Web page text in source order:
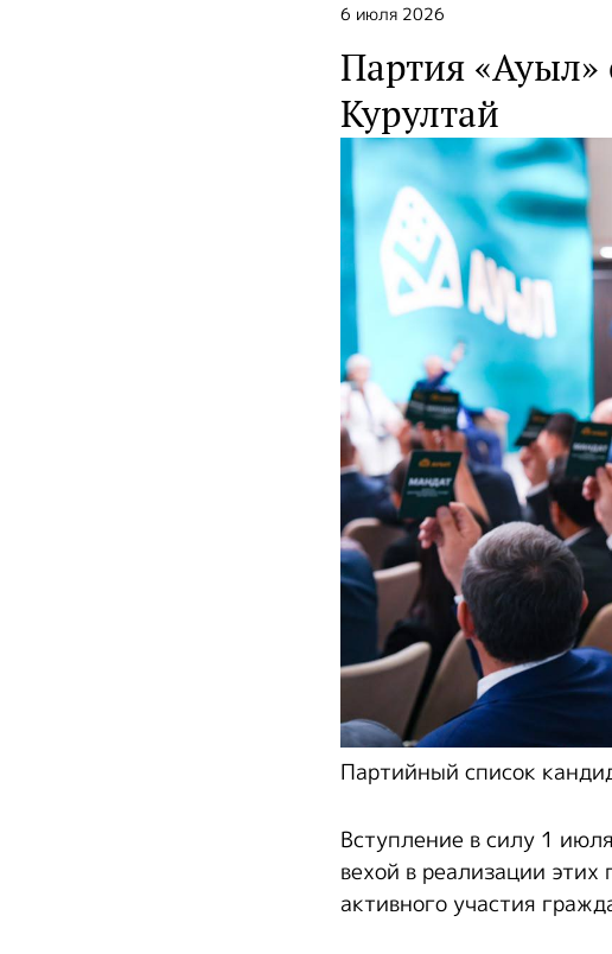
6 июля 2026
Партия
Курултай
Партийный список
Вступление в силу 1
вехой в реализации
активного участия